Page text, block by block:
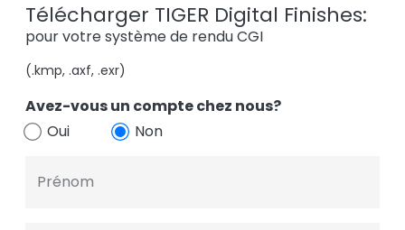
Télécharger TIGER Digital Finishes:
pour votre système de rendu CGI
(.kmp, .axf, .exr)
Avez-vous un compte chez nous?
Oui
Non
Prénom